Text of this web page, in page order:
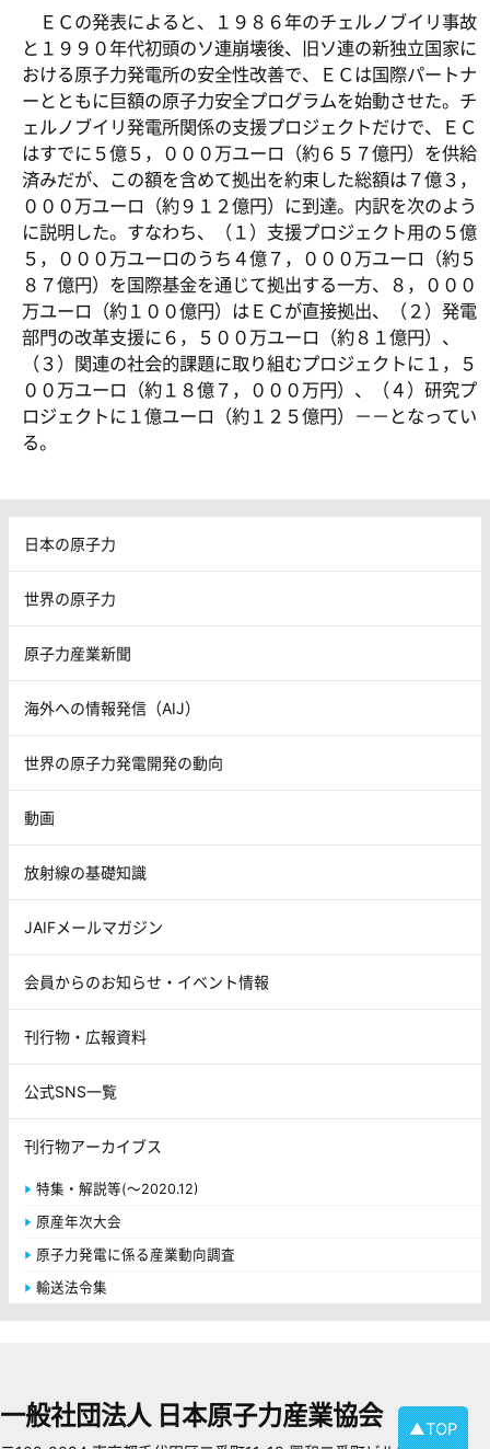
ＥＣの発表によると、１９８６年のチェルノブイリ事故
と１９９０年代初頭のソ連崩壊後、旧ソ連の新独立国家に
おける原子力発電所の安全性改善で、ＥＣは国際パートナ
ーとともに巨額の原子力安全プログラムを始動させた。チ
ェルノブイリ発電所関係の支援プロジェクトだけで、ＥＣ
はすでに５億５，０００万ユーロ（約６５７億円）を供給
済みだが、この額を含めて拠出を約束した総額は７億３，
０００万ユーロ（約９１２億円）に到達。内訳を次のよう
に説明した。すなわち、（１）支援プロジェクト用の５億
５，０００万ユーロのうち４億７，０００万ユーロ（約５
８７億円）を国際基金を通じて拠出する一方、８，０００
万ユーロ（約１００億円）はＥＣが直接拠出、（２）発電
部門の改革支援に６，５００万ユーロ（約８１億円）、
（３）関連の社会的課題に取り組むプロジェクトに１，５
００万ユーロ（約１８億７，０００万円）、（４）研究プ
ロジェクトに１億ユーロ（約１２５億円）－－となってい
る。
日本の原子力
世界の原子力
原子力産業新聞
海外への情報発信（AIJ）
世界の原子力発電開発の動向
動画
放射線の基礎知識
JAIFメールマガジン
会員からのお知らせ・イベント情報
刊行物・広報資料
公式SNS一覧
刊行物アーカイブス
特集・解説等(～2020.12)
原産年次大会
原子力発電に係る産業動向調査
輸送法令集
▲TOP
一般社団法人 日本原子力産業協会